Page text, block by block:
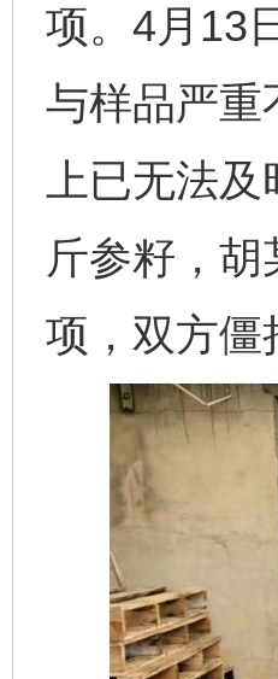
项。4月13
与样品严重
上已无法
斤参籽，
项，双方僵